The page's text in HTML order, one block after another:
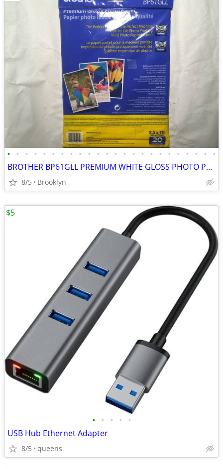
• • • • • • • • • • • • • • • • • • • • • • • •
BROTHER BP61GLL PREMIUM WHITE GLOSS PHOTO PAPER 20 PCS 8.5x11" 51LB IN
8/5 Brooklyn
• • • • •
USB Hub Ethernet Adapter
8/5 queens
$5